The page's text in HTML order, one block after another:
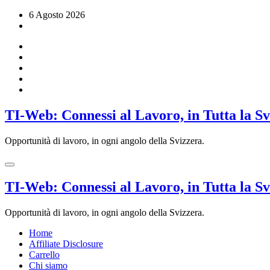
6 Agosto 2026
TI-Web: Connessi al Lavoro, in Tutta la
Opportunità di lavoro, in ogni angolo della Svizzera.
TI-Web: Connessi al Lavoro, in Tutta la
Opportunità di lavoro, in ogni angolo della Svizzera.
Home
Affiliate Disclosure
Carrello
Chi siamo